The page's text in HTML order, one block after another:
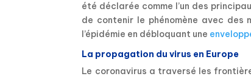
été déclarée comme l’un des
de contenir le phénomène avec des
l’épidémie en débloquant une
La propagation du virus en Europe
Le coronavirus a traversé les